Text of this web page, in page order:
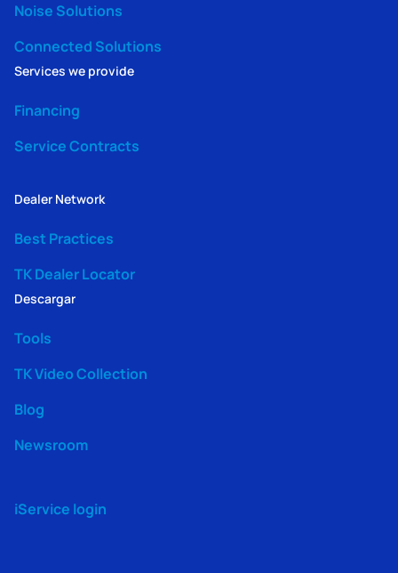
Noise Solutions
Connected Solutions
Services we provide
Financing
Service Contracts
Dealer Network
Best Practices
TK Dealer Locator
Descargar
Tools
TK Video Collection
Blog
Newsroom
iService login